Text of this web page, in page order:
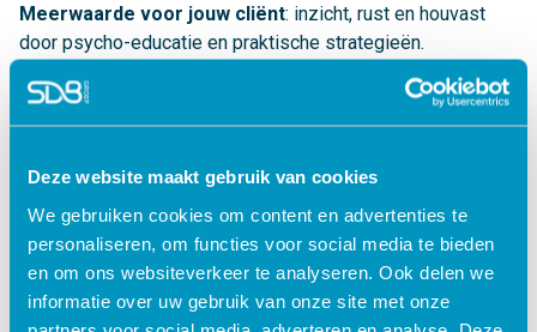
Deze website maakt gebruik van cookies
We gebruiken cookies om content en advertenties te
personaliseren, om functies voor social media te bieden
en om ons websiteverkeer te analyseren. Ook delen we
informatie over uw gebruik van onze site met onze
Meerwaarde voor jouw cliënt: inzicht, rust en houvast
door psycho-educatie en praktische strategieën.
stabilisatie en beter samenwerken aan doelen.
Wetenschappelijke basis en
samenwerking
Niet Rennen Maar Plannen is ontwikkeld in samenwerking
met Maastricht University, KCRU, Antoni van Leeuwenhoek,